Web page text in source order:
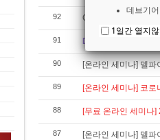
92 COMING SOON!
91 DELPHICON 2020,
90 [온라인 세미나] 델
89 [온라인 세미나] 코
88 [무료 온라인 세미나]
87 [온라인 세미나] 델
데브기
1일간 열지